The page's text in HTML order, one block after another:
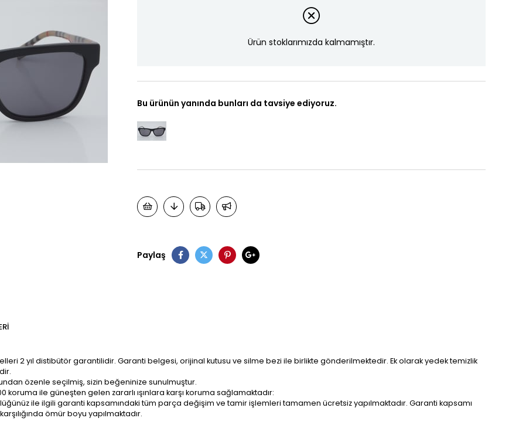
Ürün stoklarımızda kalmamıştır.
Bu ürünün yanında bunları da tavsiye ediyoruz.
Paylaş
2 yıl distibütör garantilidir. Garanti belgesi, orijinal kutusu ve silme bezi ile birlikte gönderilmektedir. Ek olarak yedek temizlik
özenle seçilmiş, sizin beğeninize sunulmuştur.
koruma ile güneşten gelen zararlı ışınlara karşı koruma sağlamaktadır:
ile ilgili garanti kapsamındaki tüm parça değişim ve tamir işlemleri tamamen ücretsiz yapılmaktadır. Garanti kapsamı
ömür boyu yapılmaktadır.